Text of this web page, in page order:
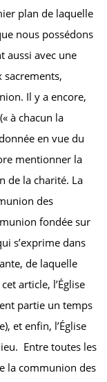
plan de laquelle
nous possédons
aussi avec une
Il y a encore,
à chacun la
en vue du
mentionner la
de la charité. La
des
fondée sur
s’exprime dans
de laquelle
article, l’Église
partie un temps
et enfin, l’Église
Entre toutes les
la communion des